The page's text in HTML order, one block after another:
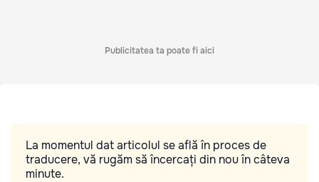
Publicitatea ta poate fi aici
La momentul dat articolul se află în proces de
traducere, vă rugăm să încercați din nou în câteva
minute.